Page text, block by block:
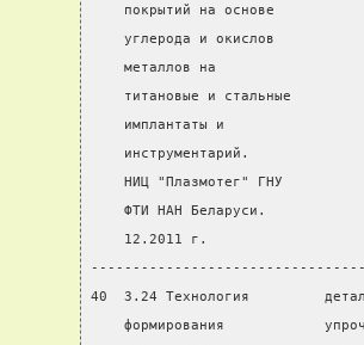
    покрытий на основе
    углерода и окислов
    металлов на
    титановые и стальные
    имплантаты и
    инструментарий.
    НИЦ "Плазмотег" ГНУ
    ФТИ НАН Беларуси.
    12.2011 г.
40  3.24 Технология
формирования